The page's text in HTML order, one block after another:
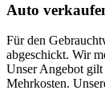
Auto
Für den
abgeschickt. Wir
Unser Angebot gilt
Mehrkosten.